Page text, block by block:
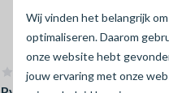
Wij vinden het belangrijk
optimaliseren. Daarom
onze website hebt
jouw ervaring met onze
Geen reviews